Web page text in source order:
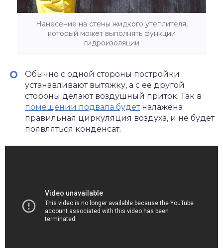
Нанесение на стены жидкого утеплителя,
который может выполнять функции
гидроизоляции
Обычно с одной стороны постройки
устанавливают вытяжку, а с ее другой
стороны делают воздушный приток. Так в
помещении подвала будетналажена
правильная циркуляция воздуха, и не будет
появляться конденсат.